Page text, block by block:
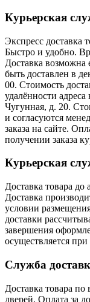
Курьерская
Экспресс доставка
Быстро и удобно.
Доставка возможна
быть доставлен в
00. Стоимость
удалённости адреса
Чугунная, д. 20.
и согласуются
заказа на сайте.
получении заказа
Курьерская
Доставка товара
Доставка
условии
доставки
завершения
осуществляется при
Служба
Доставка товара
дверей. Оплата за